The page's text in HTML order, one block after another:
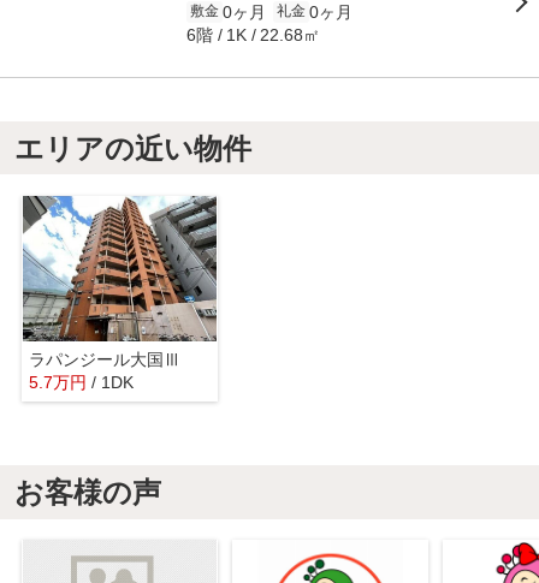
敷金 0ヶ月 礼金 0ヶ月
6階 1K 22.68㎡
エリアの近い物件
ラパンジール大国Ⅲ
5.7万円 / 1DK
お客様の声